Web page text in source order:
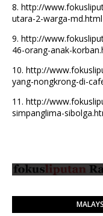
8. http://
utara-2-warga-md.html
9. http://
46-orang-anak-
10. http://
yang-nongkrong-di-
11. http://
simpanglima-